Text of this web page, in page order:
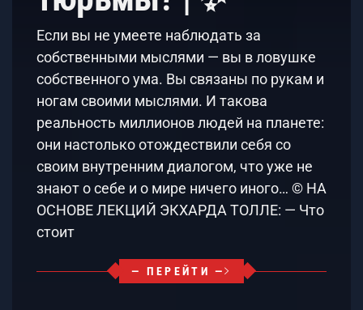
Если вы не умеете наблюдать за
собственными мыслями — вы в ловушке
собственного ума. Вы связаны по рукам и
ногам своими мыслями. И такова
реальность миллионов людей на планете:
они настолько отождествили себя со
своим внутренним диалогом, что уже не
знают о себе и о мире ничего иного… © НА
ОСНОВЕ ЛЕКЦИЙ ЭКХАРДА ТОЛЛЕ: — Что
стоит
— ПЕРЕЙТИ —